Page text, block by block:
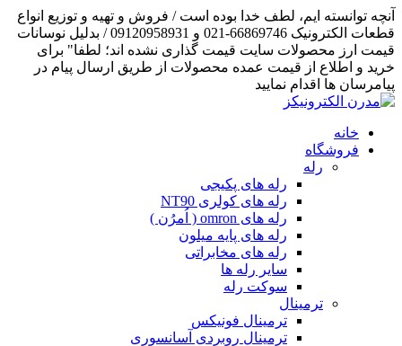
آنچه توانسته ایم، لطف خدا بوده است / فروش و تهیه و توزیع انواع
قطعات الکترونیک 66869746-021 و 09120958931 / بدلیل نوسانات
قیمت ارز محصولات سایت قیمت گذاری نشده اند؛ لطفا" برای
خرید و اطلاع از قیمت عمده محصولات از طریق ارسال پیام در
پیامرسان ها اقدام نمایید
خانه
فروشگاه
رله
رله های پکیجی
رله های کولری NT90
رله های omron ( اُمرُن )
رله های پایه میلون
رله های مخابراتی
سایر رله ها
سوکت رله
ترمینال
ترمینال فونیکس
ترمینال روبردی آسانسوری